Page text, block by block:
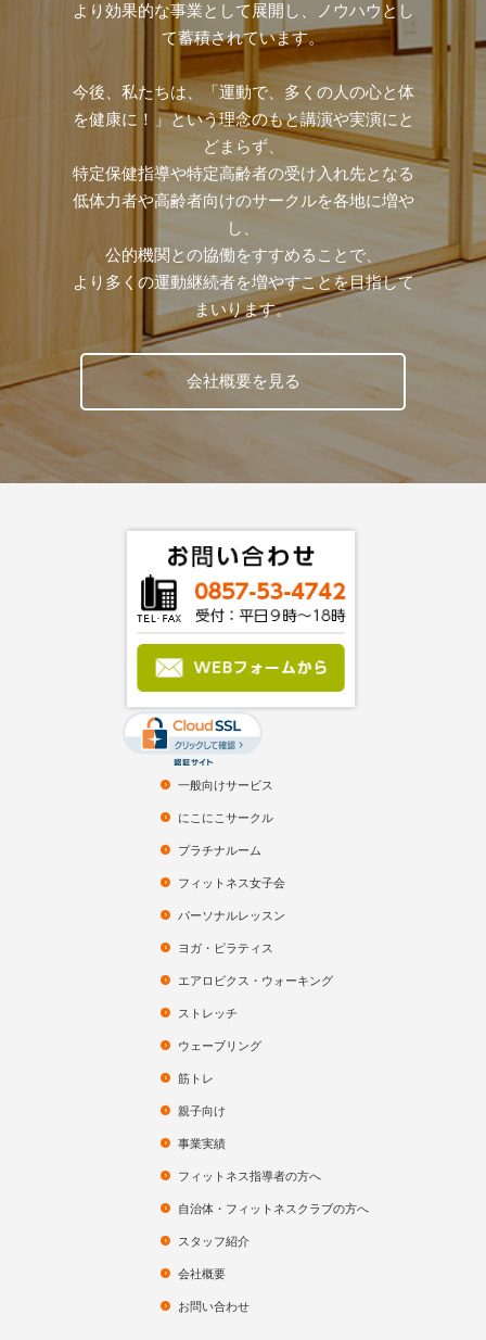
より効果的な事業として展開し、ノウハウとし
て蓄積されています。
今後、私たちは、「運動で、多くの人の心と体
を健康に！」という理念のもと講演や実演にと
どまらず、
特定保健指導や特定高齢者の受け入れ先となる
低体力者や高齢者向けのサークルを各地に増や
し、
公的機関との協働をすすめることで、
より多くの運動継続者を増やすことを目指して
まいります。
会社概要を見る
一般向けサービス
にこにこサークル
プラチナルーム
フィットネス女子会
パーソナルレッスン
ヨガ・ピラティス
エアロビクス・ウォーキング
ストレッチ
ウェーブリング
筋トレ
親子向け
事業実績
フィットネス指導者の方へ
自治体・フィットネスクラブの方へ
スタッフ紹介
会社概要
お問い合わせ